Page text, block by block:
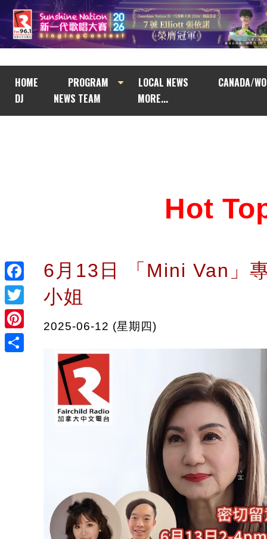
HOME PROGRAM LOCAL NEWS
CANADA/
DJ
NEWS TEAM MORE...
Facebook
Twitter
Pinterest
Hot
6月13日 「Mini Van」
小姐
2025-06-12 (星期四)